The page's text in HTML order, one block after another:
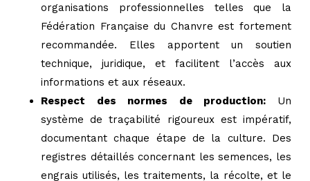
organisations professionnelles telles que la
Fédération Française du Chanvre est fortement
recommandée. Elles apportent un soutien
technique, juridique, et facilitent l’accès aux
informations et aux réseaux.
Respect des normes de production: Un
système de traçabilité rigoureux est impératif,
documentant chaque étape de la culture. Des
registres détaillés concernant les semences, les
engrais utilisés, les traitements, la récolte, et le